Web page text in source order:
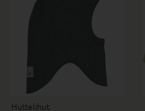
Huttelihut